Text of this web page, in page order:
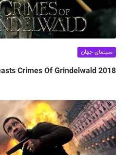
سینمای جهان
Crimes Of Grindelwald 2018